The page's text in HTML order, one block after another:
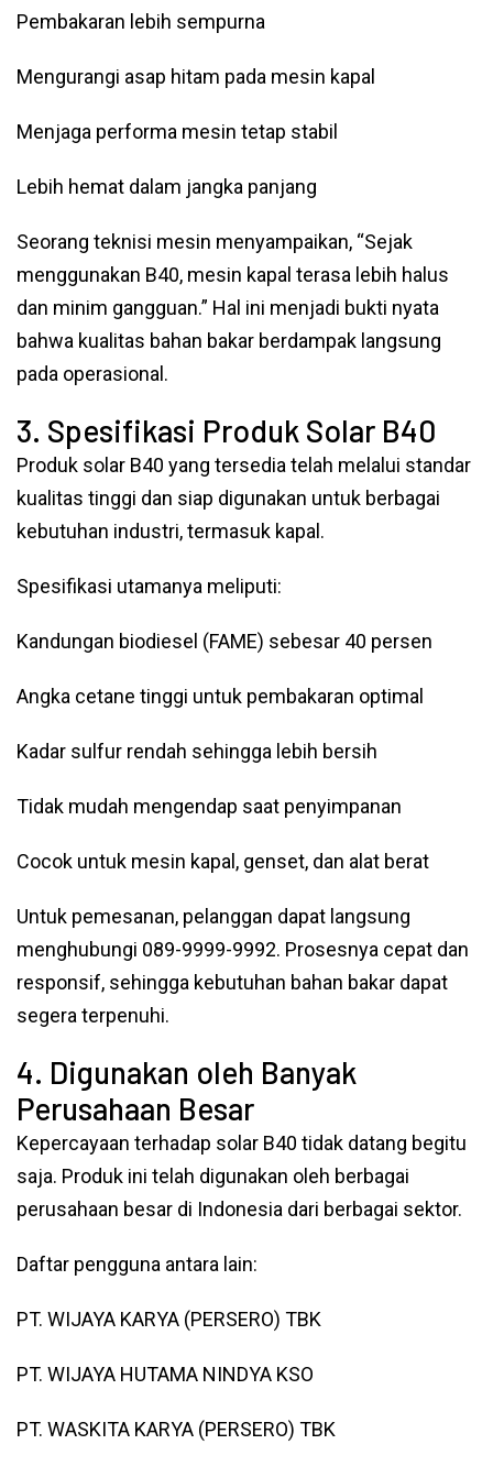
Pembakaran lebih sempurna
Mengurangi asap hitam pada mesin kapal
Menjaga performa mesin tetap stabil
Lebih hemat dalam jangka panjang
Seorang teknisi mesin menyampaikan, “Sejak
menggunakan B40, mesin kapal terasa lebih halus
dan minim gangguan.” Hal ini menjadi bukti nyata
bahwa kualitas bahan bakar berdampak langsung
pada operasional.
3. Spesifikasi Produk Solar B40
Produk solar B40 yang tersedia telah melalui standar
kualitas tinggi dan siap digunakan untuk berbagai
kebutuhan industri, termasuk kapal.
Spesifikasi utamanya meliputi:
Kandungan biodiesel (FAME) sebesar 40 persen
Angka cetane tinggi untuk pembakaran optimal
Kadar sulfur rendah sehingga lebih bersih
Tidak mudah mengendap saat penyimpanan
Cocok untuk mesin kapal, genset, dan alat berat
Untuk pemesanan, pelanggan dapat langsung
menghubungi 089-9999-9992. Prosesnya cepat dan
responsif, sehingga kebutuhan bahan bakar dapat
segera terpenuhi.
4. Digunakan oleh Banyak
Perusahaan Besar
Kepercayaan terhadap solar B40 tidak datang begitu
saja. Produk ini telah digunakan oleh berbagai
perusahaan besar di Indonesia dari berbagai sektor.
Daftar pengguna antara lain:
PT. WIJAYA KARYA (PERSERO) TBK
PT. WIJAYA HUTAMA NINDYA KSO
PT. WASKITA KARYA (PERSERO) TBK